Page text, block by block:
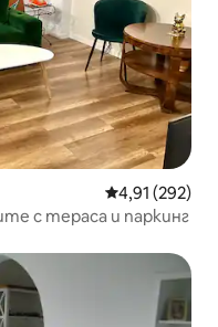
Средна
4,91 (292)
с тераса и паркинг